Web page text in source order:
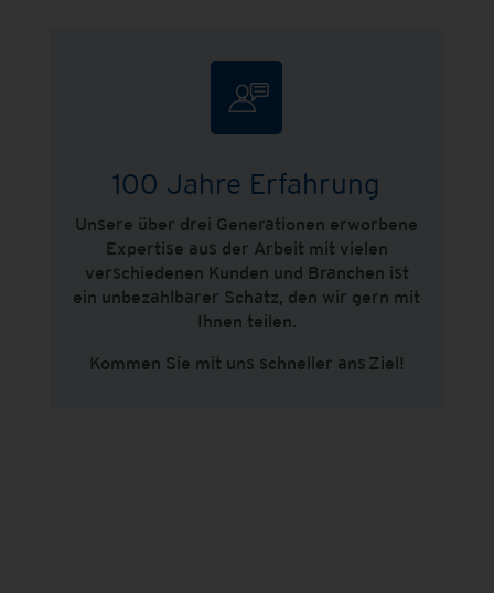
100 Jahre Erfahrung
Unsere über drei Generationen erworbene
Expertise aus der Arbeit mit vielen
verschiedenen Kunden und Branchen ist
ein unbezahlbarer Schatz, den wir gern mit
Ihnen teilen.
Kommen Sie mit uns schneller ans Ziel!